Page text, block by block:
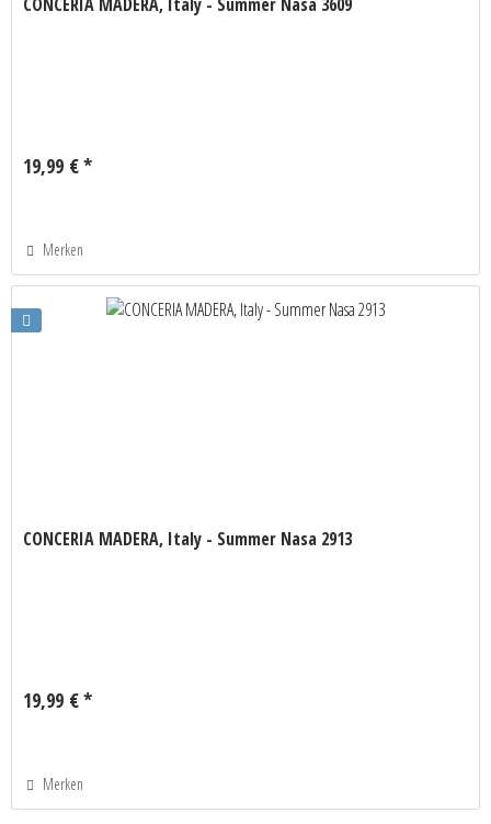
19,99 € *
Merken
CONCERIA MADERA, Italy - Summer Nasa 2913
19,99 € *
Merken